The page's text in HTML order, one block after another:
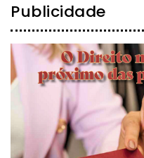
Publicidade